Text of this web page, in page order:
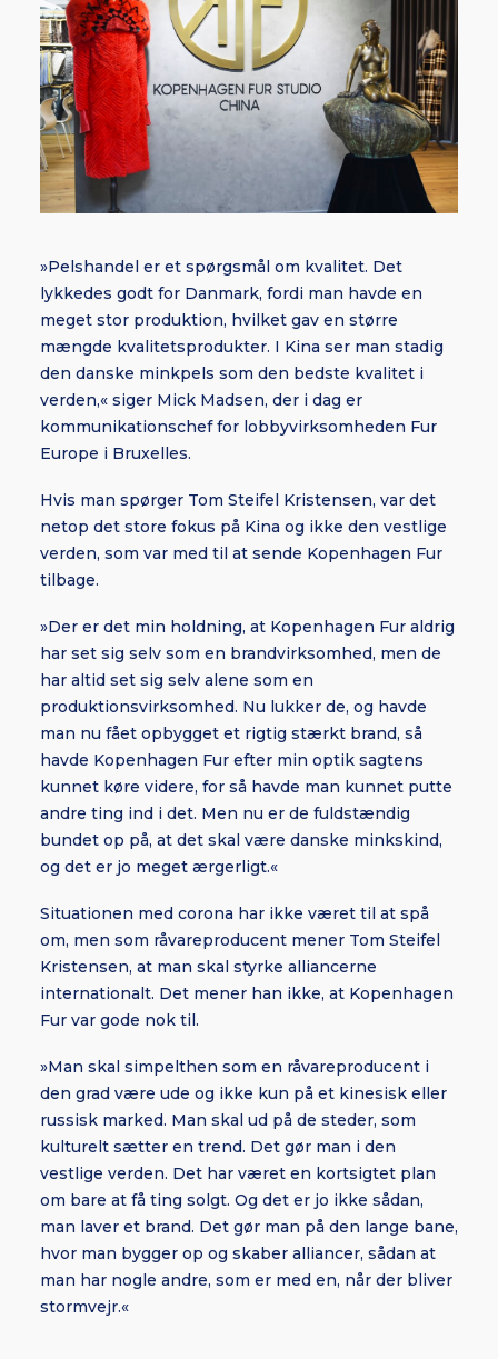
»Pelshandel er et spørgsmål om kvalitet. Det
lykkedes godt for Danmark, fordi man havde en
meget stor produktion, hvilket gav en større
mængde kvalitetsprodukter. I Kina ser man stadig
den danske minkpels som den bedste kvalitet i
verden,« siger Mick Madsen, der i dag er
kommunikationschef for lobbyvirksomheden Fur
Europe i Bruxelles.
Hvis man spørger Tom Steifel Kristensen, var det
netop det store fokus på Kina og ikke den vestlige
verden, som var med til at sende Kopenhagen Fur
tilbage.
»Der er det min holdning, at Kopenhagen Fur aldrig
har set sig selv som en brandvirksomhed, men de
har altid set sig selv alene som en
produktionsvirksomhed. Nu lukker de, og havde
man nu fået opbygget et rigtig stærkt brand, så
havde Kopenhagen Fur efter min optik sagtens
kunnet køre videre, for så havde man kunnet putte
andre ting ind i det. Men nu er de fuldstændig
bundet op på, at det skal være danske minkskind,
og det er jo meget ærgerligt.«
Situationen med corona har ikke været til at spå
om, men som råvareproducent mener Tom Steifel
Kristensen, at man skal styrke alliancerne
internationalt. Det mener han ikke, at Kopenhagen
Fur var gode nok til.
»Man skal simpelthen som en råvareproducent i
den grad være ude og ikke kun på et kinesisk eller
russisk marked. Man skal ud på de steder, som
kulturelt sætter en trend. Det gør man i den
vestlige verden. Det har været en kortsigtet plan
om bare at få ting solgt. Og det er jo ikke sådan,
man laver et brand. Det gør man på den lange bane,
hvor man bygger op og skaber alliancer, sådan at
man har nogle andre, som er med en, når der bliver
stormvejr.«